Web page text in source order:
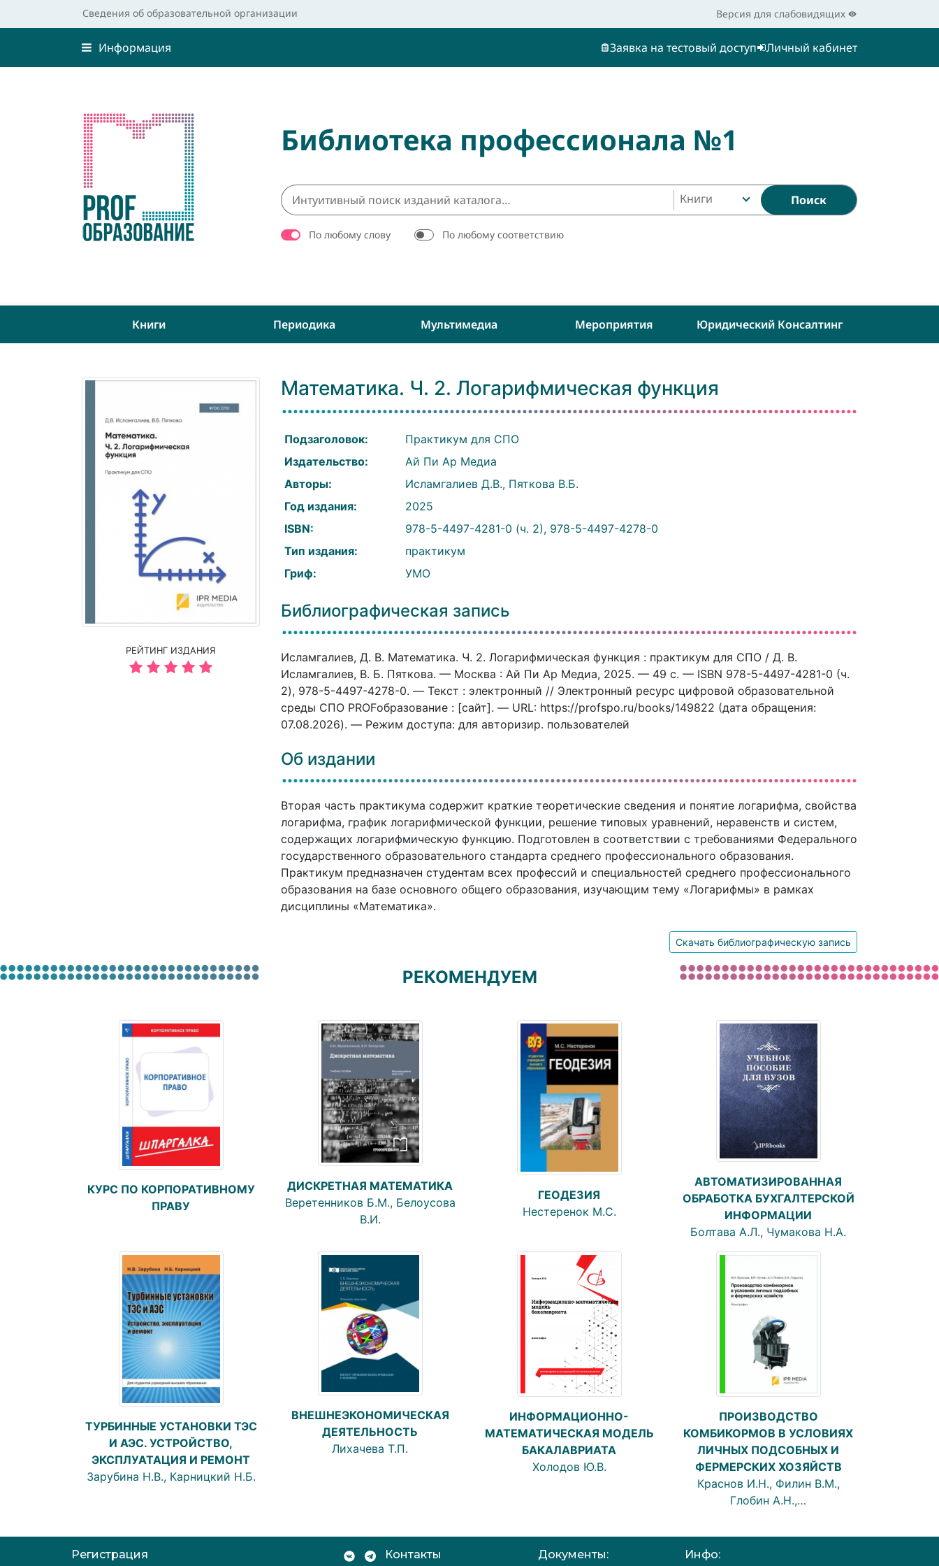
Сведения об образовательной организации Версия для слабовидящих
Информация Заявка на тестовый доступ Личный кабинет
Библиотека профессионала №1
Книги Поиск
По любому слову По любому соответствию
Книги Периодика Мультимедиа Мероприятия Юридический Консалтинг
РЕЙТИНГ ИЗДАНИЯ
Математика. Ч. 2. Логарифмическая функция
Подзаголовок:
Практикум для СПО
Издательство:
Ай Пи Ар Медиа
Авторы:
Исламгалиев Д.В., Пяткова В.Б.
Год издания:
2025
ISBN:
978-5-4497-4281-0 (ч. 2), 978-5-4497-4278-0
Тип издания:
практикум
Гриф:
УМО
Библиографическая запись
Исламгалиев, Д. В. Математика. Ч. 2. Логарифмическая функция : практикум для СПО / Д. В.
Исламгалиев, В. Б. Пяткова. — Москва : Ай Пи Ар Медиа, 2025. — 49 c. — ISBN 978-5-4497-4281-0 (ч.
2), 978-5-4497-4278-0. — Текст : электронный // Электронный ресурс цифровой образовательной
среды СПО PROFобразование : [сайт]. — URL: https://profspo.ru/books/149822 (дата обращения:
07.08.2026). — Режим доступа: для авторизир. пользователей
Об издании
Вторая часть практикума содержит краткие теоретические сведения и понятие логарифма, свойства
логарифма, график логарифмической функции, решение типовых уравнений, неравенств и систем,
содержащих логарифмическую функцию. Подготовлен в соответствии с требованиями Федерального
государственного образовательного стандарта среднего профессионального образования.
Практикум предназначен студентам всех профессий и специальностей среднего профессионального
образования на базе основного общего образования, изучающим тему «Логарифмы» в рамках
дисциплины «Математика».
Скачать библиографическую запись
РЕКОМЕНДУЕМ
КУРС ПО КОРПОРАТИВНОМУ
ПРАВУ
ДИСКРЕТНАЯ МАТЕМАТИКА
Веретенников Б.М., Белоусова
В.И.
ГЕОДЕЗИЯ
Нестеренок М.С.
АВТОМАТИЗИРОВАННАЯ
ОБРАБОТКА БУХГАЛТЕРСКОЙ
ИНФОРМАЦИИ
Болтава А.Л., Чумакова Н.А.
ТУРБИННЫЕ УСТАНОВКИ ТЭС
И АЭС. УСТРОЙСТВО,
ЭКСПЛУАТАЦИЯ И РЕМОНТ
Зарубина Н.В., Карницкий Н.Б.
ВНЕШНЕЭКОНОМИЧЕСКАЯ
ДЕЯТЕЛЬНОСТЬ
Лихачева Т.П.
ИНФОРМАЦИОННО-
МАТЕМАТИЧЕСКАЯ МОДЕЛЬ
БАКАЛАВРИАТА
Холодов Ю.В.
ПРОИЗВОДСТВО
КОМБИКОРМОВ В УСЛОВИЯХ
ЛИЧНЫХ ПОДСОБНЫХ И
ФЕРМЕРСКИХ ХОЗЯЙСТВ
Краснов И.Н., Филин В.М.,
Глобин А.Н.,…
Регистрация Контакты Документы: Инфо: